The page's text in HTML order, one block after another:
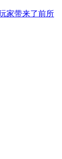
家带来了前所